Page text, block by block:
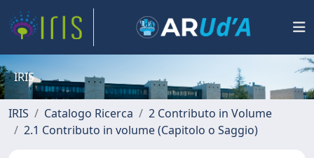
IRIS
IRIS Catalogo Ricerca
2 Contributo in Volume
2.1 Contributo in volume (Capitolo o Saggio)